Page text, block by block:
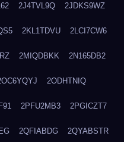
2J4TVL9Q 2JDKS9WZ
2KL1TDVU 2LCI7CW6
2MIQDBKK 2N165DB2
2ODHTNIQ
2PFU2MB3 2PGICZT7
2QFIABDG 2QYABSTR